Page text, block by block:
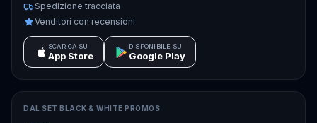
Spedizione tracciata
Venditori con recensioni
SCARICA SU
App Store
DISPONIBILE SU
Google Play
DAL SET BLACK & WHITE PROMOS